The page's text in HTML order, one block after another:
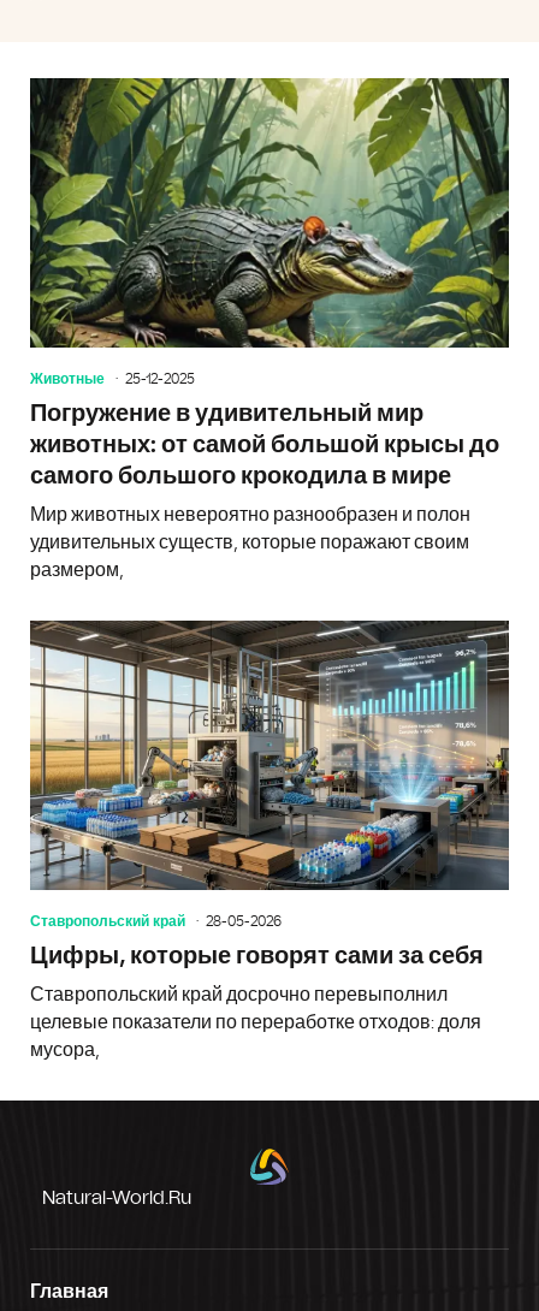
Животные 25-12-2025
Погружение в удивительный мир
животных: от самой большой крысы до
самого большого крокодила в мире
Мир животных невероятно разнообразен и полон
удивительных существ, которые поражают своим
размером,
Ставропольский край 28-05-2026
Цифры, которые говорят сами за себя
Ставропольский край досрочно перевыполнил
целевые показатели по переработке отходов: доля
мусора,
Natural-World.ru
Главная